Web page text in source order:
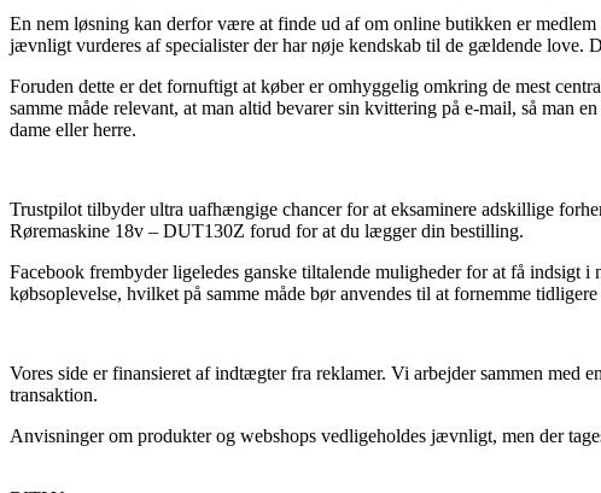
En nem løsning kan derfor være at finde ud af om online butikken er
jævnligt vurderes af specialister der har nøje kendskab til de gældende love.
Foruden dette er det fornuftigt at køber er omhyggelig omkring de mest
samme måde relevant, at man altid bevarer sin kvittering på e-mail, så man
dame eller herre.
Trustpilot tilbyder ultra uafhængige chancer for at eksaminere adskillige
Røremaskine 18v – DUT130Z forud for at du lægger din bestilling.
Facebook frembyder ligeledes ganske tiltalende muligheder for at få indsigt
købsoplevelse, hvilket på samme måde bør anvendes til at fornemme
Vores side er finansieret af indtægter fra reklamer. Vi arbejder sammen med
transaktion.
Anvisninger om produkter og webshops vedligeholdes jævnligt, men der